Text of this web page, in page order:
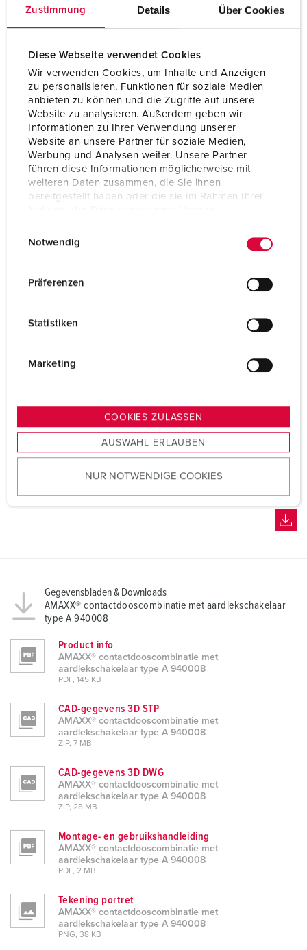
Zustimmung Details Über Cookies
Diese Webseite verwendet Cookies
Wir verwenden Cookies, um Inhalte und Anzeigen
zu personalisieren, Funktionen für soziale Medien
anbieten zu können und die Zugriffe auf unsere
Website zu analysieren. Außerdem geben wir
Informationen zu Ihrer Verwendung unserer
Website an unsere Partner für soziale Medien,
Werbung und Analysen weiter. Unsere Partner
führen diese Informationen möglicherweise mit
weiteren Daten zusammen, die Sie ihnen
bereitgestellt haben oder die sie im Rahmen Ihrer
s
u
w
Notwendig
Präferenzen
Statistiken
Marketing
COOKIES ZULASSEN
AUSWAHL ERLAUBEN
NUR NOTWENDIGE COOKIES
Gewicht 7550 g
Certificeringen EAC
Combinatie uit voorraad A
Gegevensbladen & Downloads
AMAXX® contactdooscombinatie met aardlekschakelaar
type A 940008
Product info
AMAXX® contactdooscombinatie met
aardlekschakelaar type A 940008
PDF, 145 KB
CAD-gegevens 3D STP
AMAXX® contactdooscombinatie met
aardlekschakelaar type A 940008
ZIP, 7 MB
CAD-gegevens 3D DWG
AMAXX® contactdooscombinatie met
aardlekschakelaar type A 940008
ZIP, 28 MB
Montage- en gebruikshandleiding
AMAXX® contactdooscombinatie met
aardlekschakelaar type A 940008
PDF, 2 MB
Tekening portret
AMAXX® contactdooscombinatie met
aardlekschakelaar type A 940008
PNG, 38 KB